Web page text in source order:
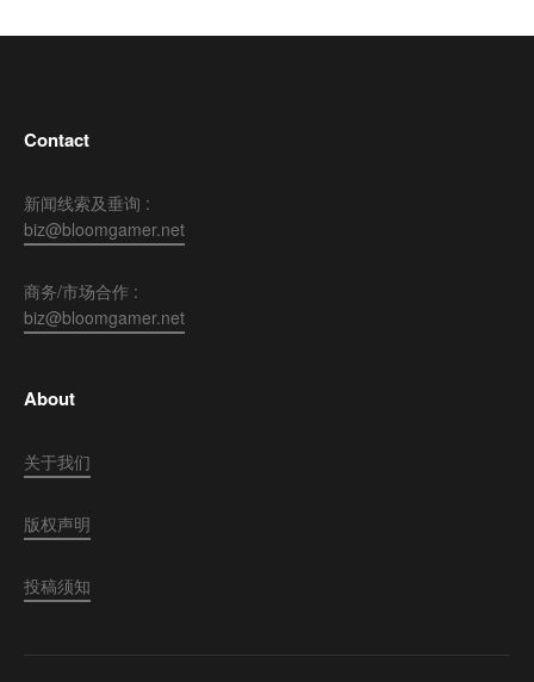
Contact
新闻线索及垂询 :
biz@bloomgamer.net
商务/市场合作 :
biz@bloomgamer.net
About
关于我们
版权声明
投稿须知